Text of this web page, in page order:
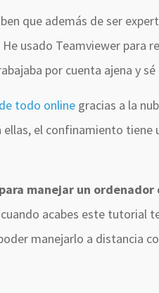
que además de ser
usado Teamviewer para
por cuenta ajena y
todo online gracias a la
ellas, el confinamiento
manejar un
acabes este tutorial
manejarlo a distancia